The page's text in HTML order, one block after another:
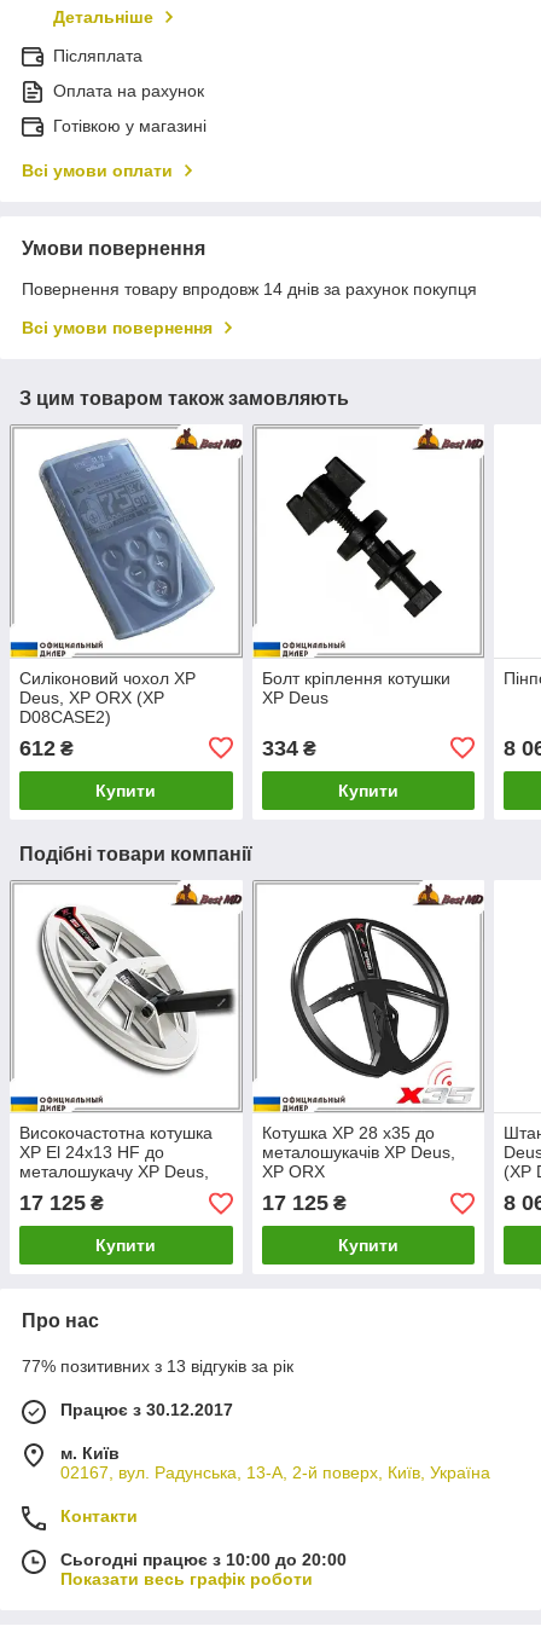
Детальніше
Післяплата
Оплата на рахунок
Готівкою у магазині
Всі умови оплати
Умови повернення
Повернення товару впродовж 14 днів за рахунок покупця
Всі умови повернення
З цим товаром також замовляють
Силіконовий чохол XP
Deus, XP ORX (XP
D08CASE2)
612 ₴
Купити
Болт кріплення котушки
XP Deus
334₴
Купити
8
Подібні товари компанії
Високочастотна котушка
XP El 24x13 HF до
металошукачу XP Deus,
XP ORX
17 125 ₴
Купити
Котушка XP 28 x35 до
металошукачів XP Deus,
XP ORX
17 125₴
Купити
(XP
8
Про нас
77% позитивних з 13 відгуків за рік
Працює з 30.12.2017
м. Київ
02167, вул. Радунська, 13-А, 2-й поверх, Київ, Україна
Контакти
Сьогодні працює з 10:00 до 20:00
Показати весь графік роботи